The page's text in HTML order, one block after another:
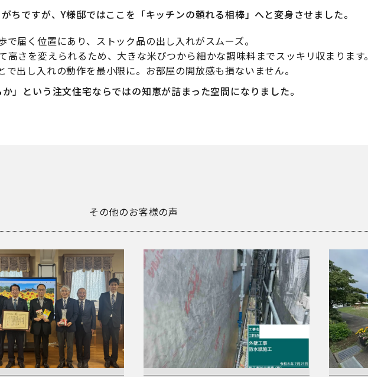
ちですが、Y様邸ではここを「キッチンの頼れる相棒」へと変身させました。
で届く位置にあり、ストック品の出し入れがスムーズ。
高さを変えられるため、大きな米びつから細かな調味料までスッキリ収まります。
で出し入れの動作を最小限に。お部屋の開放感も損ないません。
」という注文住宅ならではの知恵が詰まった空間になりました。
その他のお客様の声